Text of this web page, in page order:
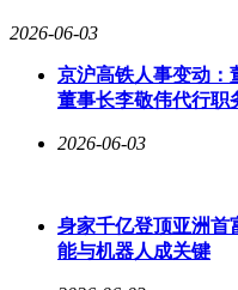
2026-06-03
京沪高铁人事变动：
董事长李敬伟代行职
2026-06-03
身家千亿登顶亚洲
能与机器人成关键